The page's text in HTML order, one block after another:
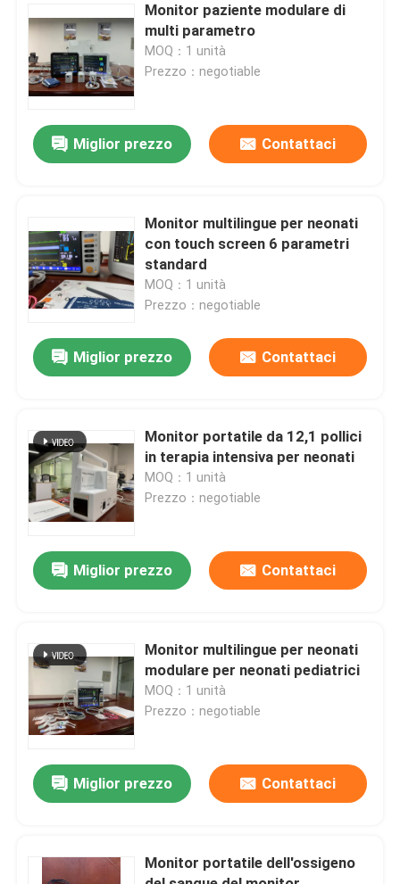
Casa
Video
Circa noi
Giro della fabbrica
Controllo di qualità
Contattici
Casi
Monitor paziente modulare di
multi parametro
MOQ：1 unità
Prezzo：negotiable
Miglior prezzo Contattaci
Monitor multilingue per neonati
con touch screen 6 parametri
standard
MOQ：1 unità
Prezzo：negotiable
Miglior prezzo Contattaci
Monitor portatile da 12,1 pollici
in terapia intensiva per neonati
MOQ：1 unità
Prezzo：negotiable
Miglior prezzo Contattaci
Monitor multilingue per neonati
modulare per neonati pediatrici
MOQ：1 unità
Prezzo：negotiable
Miglior prezzo Contattaci
Monitor portatile dell'ossigeno